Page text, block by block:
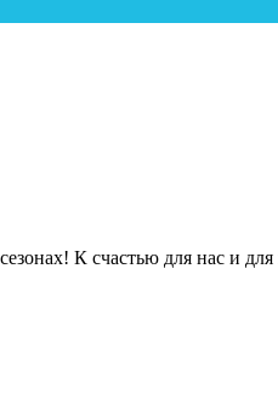
К счастью для нас и для